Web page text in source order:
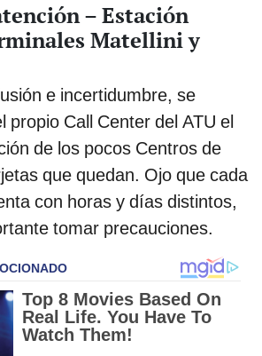
– Estación
Matellini y
e incertidumbre, se
propio Call Center del ATU el
de los pocos Centros de
que quedan. Ojo que cada
con horas y días distintos,
tomar precauciones.